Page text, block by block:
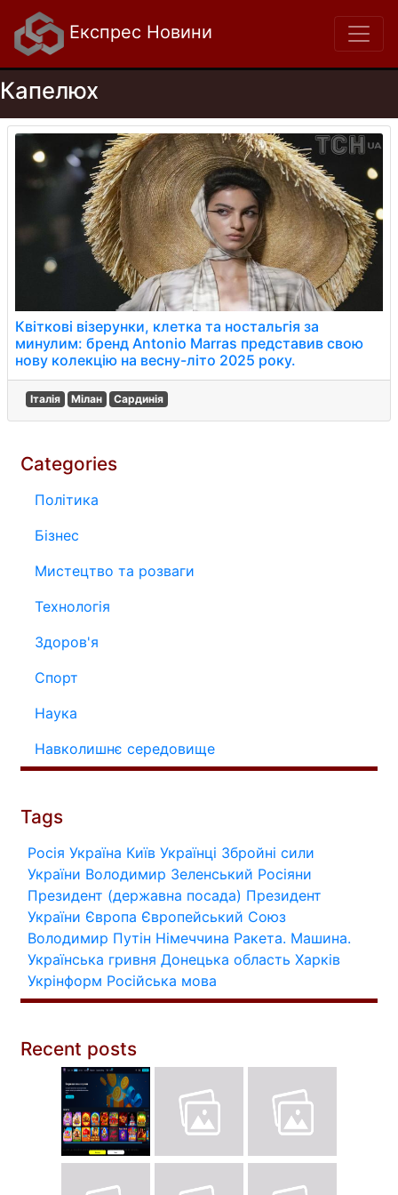
Експрес Новини
Капелюх
Квіткові візерунки, клетка та ностальгія за
минулим: бренд Antonio Marras представив свою
нову колекцію на весну-літо 2025 року.
Італія Мілан Сардинія
Categories
Політика
Бізнес
Мистецтво та розваги
Технологія
Здоров'я
Спорт
Наука
Навколишнє середовище
Tags
Росія Україна Київ Українці Збройні сили
України Володимир Зеленський Росіяни
Президент (державна посада) Президент
України Європа Європейський Союз
Володимир Путін Німеччина Ракета. Машина.
Українська гривня Донецька область Харків
Укрінформ Російська мова
Recent posts